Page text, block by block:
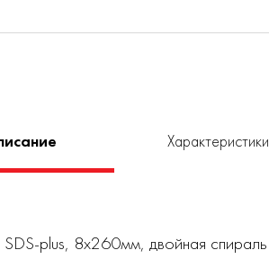
Характеристики
plus, 8x260мм, двойная спираль